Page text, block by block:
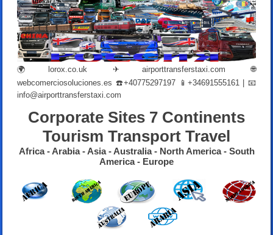
🌍 lorox.co.uk ✈airporttransferstaxi.com 🌐
webcomerciosoluciones.es ☎️+40775297197 📱+34691555161 | 📧
info@airporttransferstaxi.com
Corporate Sites 7 Continents
Tourism Transport Travel
Africa - Arabia - Asia - Australia - North America - South
America - Europe